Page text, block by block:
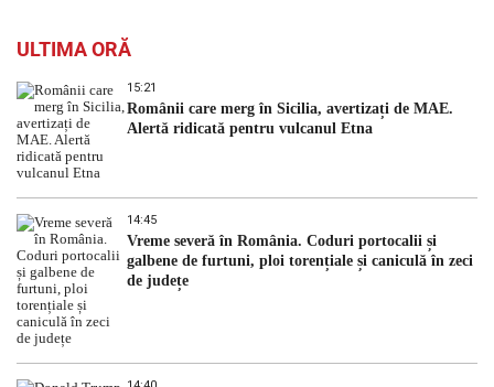
ULTIMA ORĂ
15:21
Românii care merg în Sicilia, avertizați de MAE.
Alertă ridicată pentru vulcanul Etna
14:45
Vreme severă în România. Coduri portocalii și
galbene de furtuni, ploi torențiale și caniculă în zeci
de județe